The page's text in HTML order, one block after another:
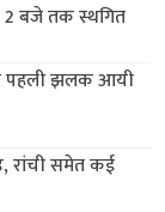
2 बजे तक स्थगित
पहली झलक आयी
रांची समेत कई